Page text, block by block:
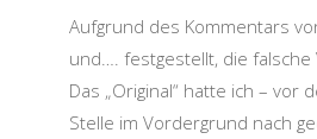
Aufgrund des Kommentars
und…. festgestellt, die
Das „Original“ hatte ich –
Stelle im Vordergrund nach